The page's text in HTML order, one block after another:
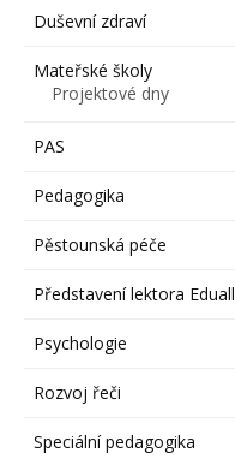
Duševní zdraví
Mateřské školy
Projektové dny
PAS
Pedagogika
Pěstounská péče
Představení lektora Eduall
Psychologie
Rozvoj řeči
Speciální pedagogika